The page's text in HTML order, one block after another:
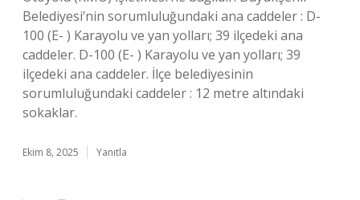
Belediyesi’nin sorumluluğundaki ana caddeler : D-
100 (E- ) Karayolu ve yan yolları; 39 ilçedeki ana
caddeler. D-100 (E- ) Karayolu ve yan yolları; 39
ilçedeki ana caddeler. İlçe belediyesinin
sorumluluğundaki caddeler : 12 metre altındaki
sokaklar.
Ekim 8, 2025 Yanıtla